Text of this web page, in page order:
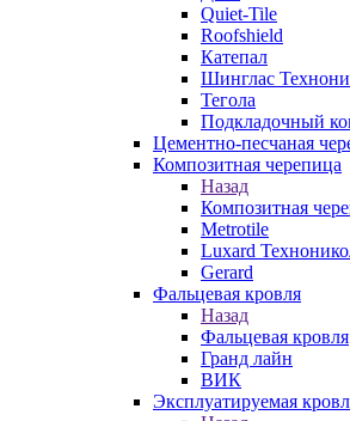
Quiet-Tile
Roofshield
Катепал
Шинглас
Тегола
Подкладочный
Цементно-песчаная
Композитная черепица
Назад
Композитная
Metrotile
Luxard
Gerard
Фальцевая кровля
Назад
Фальцевая кровля
Гранд лайн
ВИК
Эксплуатируемая